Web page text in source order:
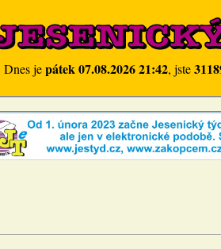
Dnes jepátek 07.08.2026 21:42, jste